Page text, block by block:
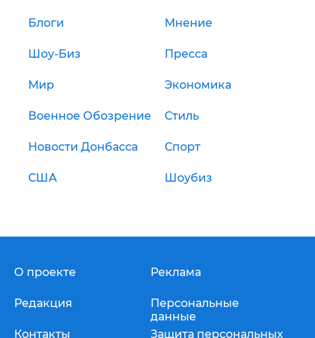
Блоги Мнение
Шоу-Биз Пресса
Мир Экономика
Военное Обозрение Стиль
Новости Донбасса Спорт
США Шоубиз
О проекте
Редакция
Контакты
Реклама
Персональные
данные
Защита персональных